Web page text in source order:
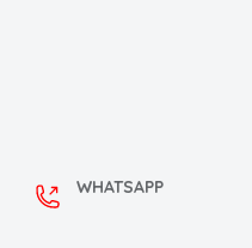
WHATSAPP